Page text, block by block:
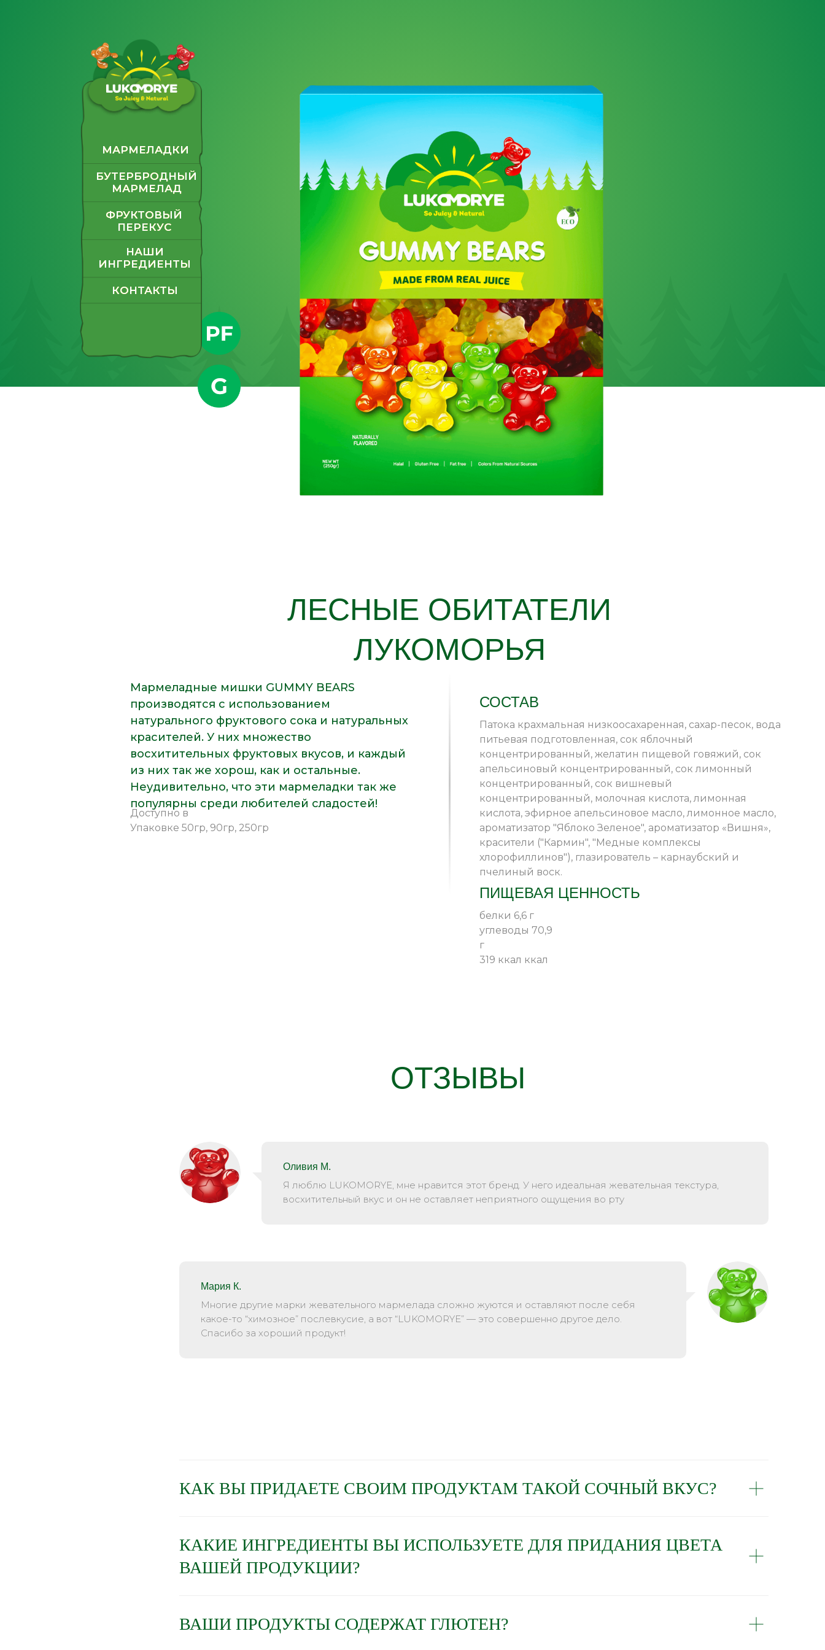
КОНТАКТЫ
МАРМЕЛАДКИ
ФРУКТОВЫЙ
ПЕРЕКУС
НАШИ
ИНГРЕДИЕНТЫ
ФРУКТОВЫЙ
ПЕРЕКУС
НАШИ
ИНГРЕДИЕНТЫ
БУТЕРБРОДНЫЙ
МАРМЕЛАД
БУТЕРБРОДНЫЙ
МАРМЕЛАД
КОНТАКТЫ
МАРМЕЛАДКИ
ЛЕСНЫЕ ОБИТАТЕЛИ
ЛУКОМОРЬЯ
Мармеладные мишки GUMMY BEARS
производятся с использованием
натурального фруктового сока и натуральных
красителей. У них множество
восхитительных фруктовых вкусов, и каждый
из них так же хорош, как и остальные.
Неудивительно, что эти мармеладки так же
популярны среди любителей сладостей!
Доступно в
Упаковке 50гр, 90гр, 250гр
СОСТАВ
Патока крахмальная низкоосахаренная, сахар-песок, вода
питьевая подготовленная, сок яблочный
концентрированный, желатин пищевой говяжий, сок
апельсиновый концентрированный, сок лимонный
концентрированный, сок вишневый
концентрированный, молочная кислота, лимонная
кислота, эфирное апельсиновое масло, лимонное масло,
ароматизатор "Яблоко Зеленое", ароматизатор «Вишня»,
красители ("Кармин", "Медные комплексы
хлорофиллинов"), глазирователь – карнаубский и
пчелиный воск.
ПИЩЕВАЯ ЦЕННОСТЬ
белки 6,6 г
углеводы 70,9
г
319 ккал ккал
ОТЗЫВЫ
Оливия М.
Я люблю LUKOMORYE, мне нравится этот бренд. У него идеальная жевательная текстура,
восхитительный вкус и он не оставляет неприятного ощущения во рту
Мария К.
Многие другие марки жевательного мармелада сложно жуются и оставляют после себя
какое-то “химозное” послевкусие, а вот “LUKOMORYE” — это совершенно другое дело.
Спасибо за хороший продукт!
КАК ВЫ ПРИДАЕТЕ СВОИМ ПРОДУКТАМ ТАКОЙ СОЧНЫЙ ВКУС?
КАКИЕ ИНГРЕДИЕНТЫ ВЫ ИСПОЛЬЗУЕТЕ ДЛЯ ПРИДАНИЯ ЦВЕТА
ВАШЕЙ ПРОДУКЦИИ?
ВАШИ ПРОДУКТЫ СОДЕРЖАТ ГЛЮТЕН?